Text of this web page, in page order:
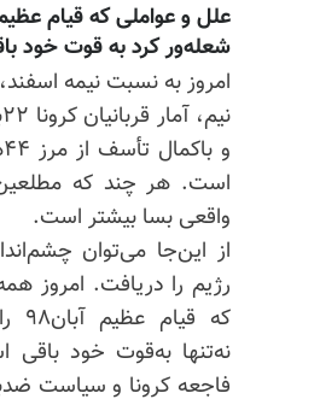
علل و عواملی که قیام
شعله‌ور کرد به قوت خود
امروز به نسبت نیمه
است. هر چند که مطلعین
واقعی بسا بیشتر است.
از این‌جا می‌توان
رژیم را دریافت. امروز
نه‌تنها به‌قوت خود باقی
فاجعه کرونا و سیاست